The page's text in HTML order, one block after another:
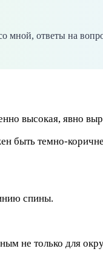
мной, ответы на
высокая, явно
быть темно-
спины.
не только для